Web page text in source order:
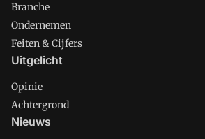
Branche
Ondernemen
Feiten & Cijfers
Uitgelicht
Opinie
Achtergrond
Nieuws